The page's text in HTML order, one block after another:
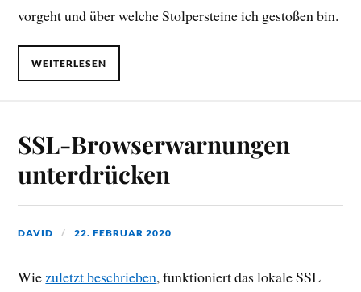
vorgeht und über welche Stolpersteine ich gestoßen bin.
WEITERLESEN
SSL-Browserwarnungen
unterdrücken
DAVID 22. FEBRUAR 2020
Wiezuletzt beschrieben, funktioniert das lokale SSL